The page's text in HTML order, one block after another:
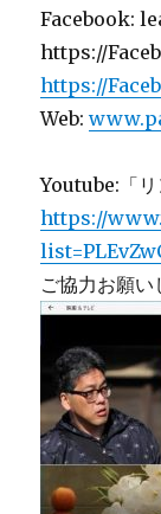
Facebook:
https://
https://
Web:
Youtube:「
https://
ご協力お願い